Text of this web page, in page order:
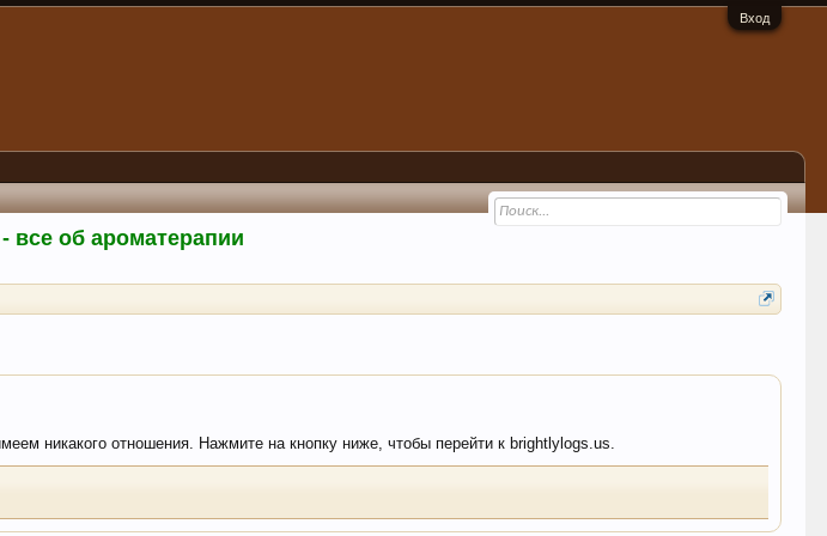
Вход
все об ароматерапии
никакого отношения. Нажмите на кнопку ниже, чтобы перейти к brightlylogs.us.